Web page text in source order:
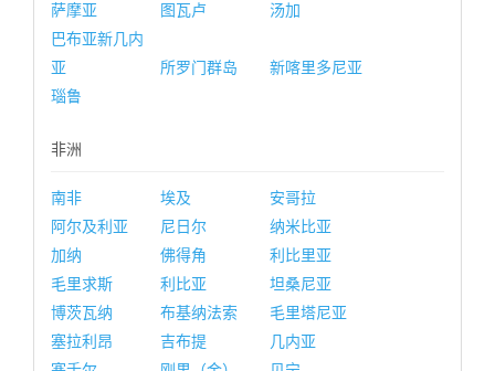
萨摩亚
图瓦卢
汤加
巴布亚新几内
亚
所罗门群岛
新喀里多尼亚
瑙鲁
非洲
南非 埃及
安哥拉
阿尔及利亚
尼日尔
纳米比亚
加纳
佛得角
利比里亚
毛里求斯
利比亚
坦桑尼亚
博茨瓦纳
布基纳法索
毛里塔尼亚
塞拉利昂
吉布提
几内亚